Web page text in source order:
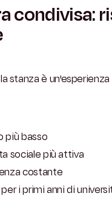
condivisa:
stanza è
più basso
sociale più attiva
costante
i primi anni di